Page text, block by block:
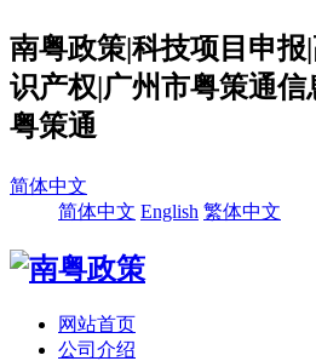
南粤政策|科技项目申报
识产权|广州市粤策通信
粤策通
简体中文
简体中文 English 繁体中文
网站首页
公司介绍